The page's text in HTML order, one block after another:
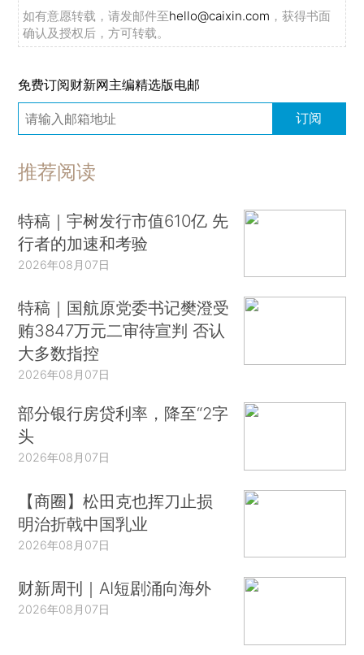
如有意愿转载，请发邮件至hello@caixin.com ，获得书面
确认及授权后，方可转载。
免费订阅财新网主编精选版电邮
订阅
推荐阅读
特稿｜宇树发行市值610亿 先
行者的加速和考验
2026年08月07日
特稿｜国航原党委书记樊澄受
贿3847万元二审待宣判 否认
大多数指控
2026年08月07日
部分银行房贷利率，降至“2字
头
2026年08月07日
【商圈】松田克也挥刀止损
明治折戟中国乳业
2026年08月07日
财新周刊｜AI短剧涌向海外
2026年08月07日